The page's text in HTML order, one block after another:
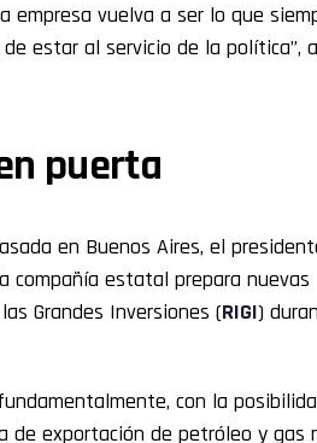
empresa vuelva a ser lo que
estar al servicio de la política”,
puerta
en Buenos Aires, el
compañía estatal prepara nuevas
Grandes Inversiones (RIGI)
con la
de exportación de petróleo y gas